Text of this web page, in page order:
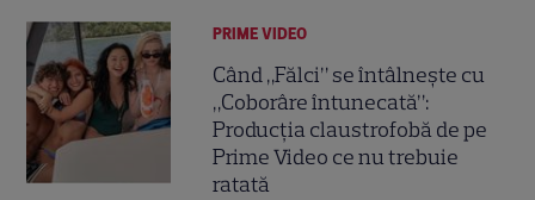
PRIME VIDEO
Când „Fălci” se întâlnește cu
„Coborâre întunecată”:
Producția claustrofobă de pe
Prime Video ce nu trebuie
ratată